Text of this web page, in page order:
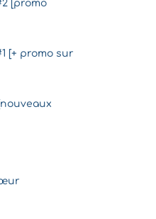
[promo
[+ promo sur